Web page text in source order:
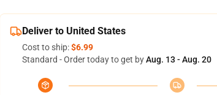
Deliver to United States
Cost to ship:$6.99
Standard - Order today to get byAug. 13 - Aug. 20